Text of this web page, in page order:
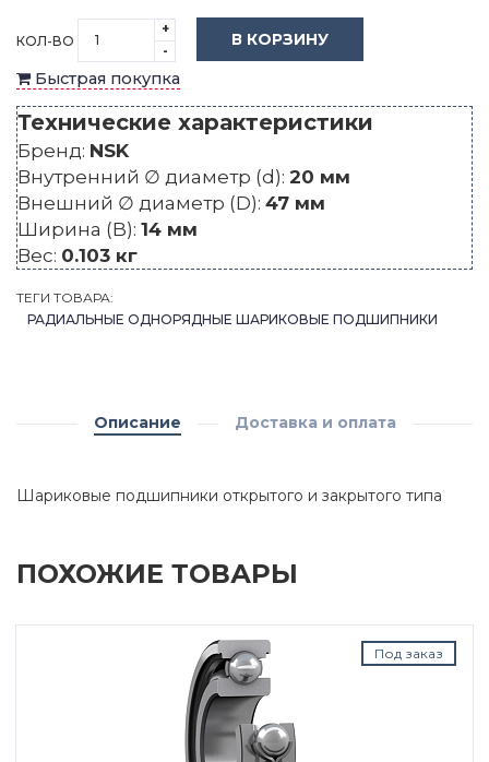
КОЛ-ВО
+
-
В КОРЗИНУ
Быстрая покупка
Технические характеристики
Бренд: NSK
Внутренний ∅ диаметр (d): 20 мм
Внешний ∅ диаметр (D): 47 мм
Ширина (B): 14 мм
Вес: 0.103 кг
ТЕГИ ТОВАРА:
РАДИАЛЬНЫЕ ОДНОРЯДНЫЕ ШАРИКОВЫЕ ПОДШИПНИКИ
Описание Доставка и оплата
Шариковые подшипники открытого и закрытого типа
ПОХОЖИЕ ТОВАРЫ
Под заказ